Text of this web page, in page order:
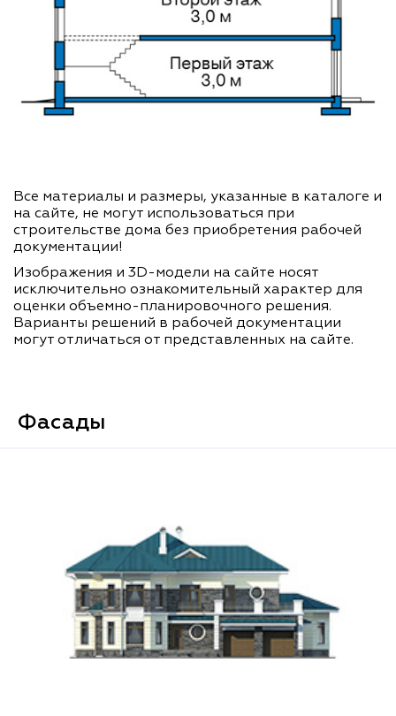
Все материалы и размеры, указанные в каталоге и
на сайте, не могут использоваться при
строительстве дома без приобретения рабочей
документации!
Изображения и 3D-модели на сайте носят
исключительно ознакомительный характер для
оценки объемно-планировочного решения.
Варианты решений в рабочей документации
могут отличаться от представленных на сайте.
Фасады